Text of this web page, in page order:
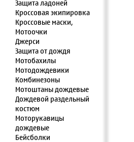
Защита ладоней
Кроссовая экипировка
Кроссовые маски,
Мотоочки
Джерси
Защита от дождя
Мотобахилы
Мотодождевики
Комбинезоны
Мотоштаны дождевые
Дождевой раздельный
костюм
Моторукавицы
дождевые
Бейсболки